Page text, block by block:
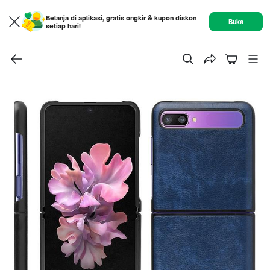
Belanja di aplikasi, gratis ongkir & kupon diskon
setiap hari!
Buka